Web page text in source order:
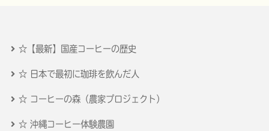
☆【最新】国産コーヒーの歴史
☆ 日本で最初に珈琲を飲んだ人
☆ コーヒーの森（農家プロジェクト）
☆ 沖縄コーヒー体験農園